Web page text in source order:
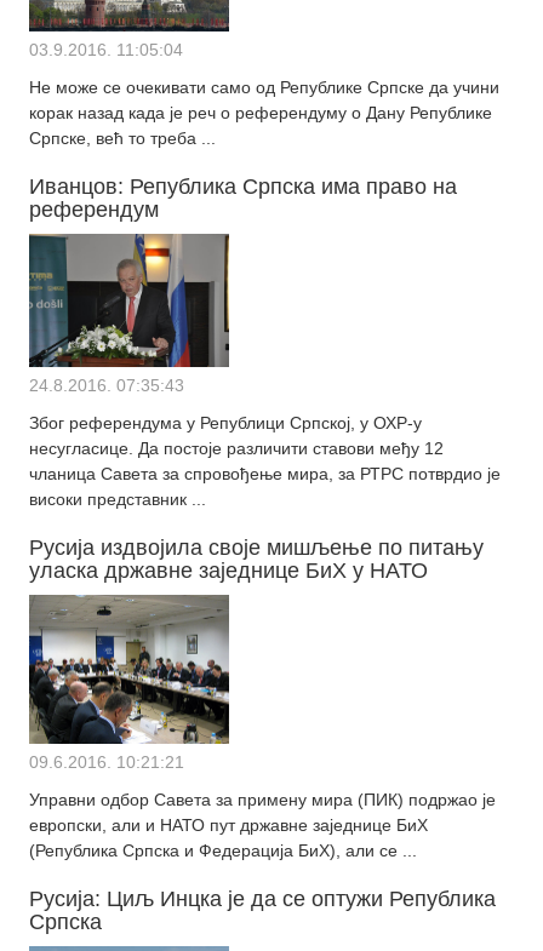
03.9.2016. 11:05:04
Не може се очекивати само од Републике Српске да учини
корак назад када је реч о референдуму о Дану Републике
Српске, већ то треба ...
Иванцов: Република Српска има право на
референдум
24.8.2016. 07:35:43
Због референдума у Републици Српској, у ОХР-у
несугласице. Да постоје различити ставови међу 12
чланица Савета за спровођење мира, за РТРС потврдио је
високи представник ...
Русија издвојила своје мишљење по питању
уласка државне заједнице БиХ у НАТО
09.6.2016. 10:21:21
Управни одбор Савета за примену мира (ПИК) подржао је
европски, али и НАТО пут државне заједнице БиХ
(Република Српска и Федерација БиХ), али се ...
Русија: Циљ Инцка је да се оптужи Република
Српска